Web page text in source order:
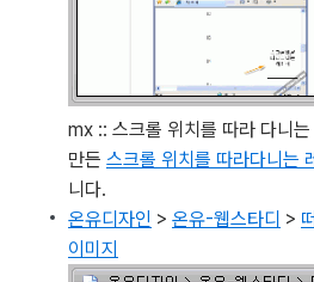
mx :: 스크롤 위치를 따라 다니는
만든 스크롤 위치를 따라다니는
니다.
온유디자인 > 온유-웹스타디 >
이미지